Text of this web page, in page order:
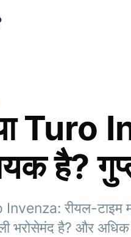
Turo
है?
Invenza: रीयल-टाइम
भरोसेमंद है? और